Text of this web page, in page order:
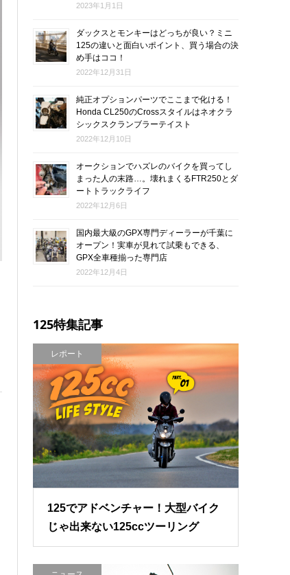
2023年1月1日
ダックスとモンキーはどっちが良い？ミニ
125の違いと面白いポイント、買う場合の決
め手はココ！
2022年12月31日
純正オプションパーツでここまで化ける！
Honda CL250のCrossスタイルはネオクラ
シックスクランブラーテイスト
2022年12月10日
オークションでハズレのバイクを買ってし
まった人の末路…。壊れまくるFTR250とダ
ートトラックライフ
2022年12月6日
国内最大級のGPX専門ディーラーが千葉に
オープン！実車が見れて試乗もできる、
GPX全車種揃った専門店
2022年12月4日
125特集記事
レポート
125でアドベンチャー！大型バイク
じゃ出来ない125ccツーリング